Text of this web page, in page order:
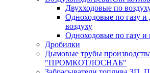
Двухходовые по
Одноходовые по газу и
воздуху
Одноходовые по газу и
Дробилки
Дымовые трубы
"ПРОМКОТЛОСНАБ"